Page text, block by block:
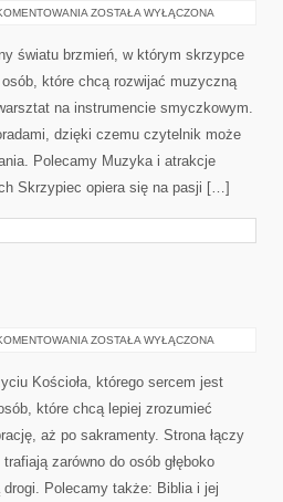
blog kulinarny, który powstał
szukających nieskomplikowanych
To miejsce dla tych, którzy chcą
a jednocześnie cenią aromat
Na stronie znajdziesz inspiracje na
można przygotować z
Bez cukru i Dania wegetariańskie.
MENU
I
ZOSTAŁA WYŁĄCZONA
to sieciowy serwis poświęcony
którym skrzypce stają się centrum